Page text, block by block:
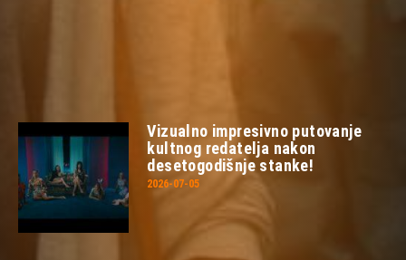
Vizualno impresivno putovanje
kultnog redatelja nakon
desetogodišnje stanke!
2026-07-05